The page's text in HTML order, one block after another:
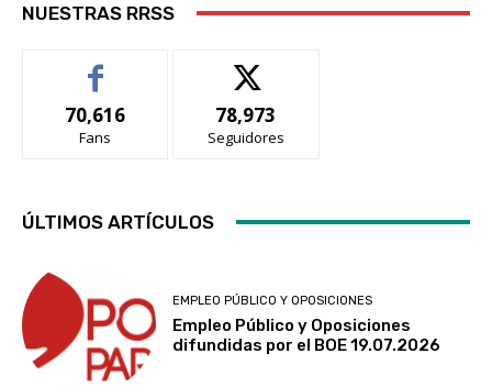
NUESTRAS RRSS
70,616
Fans
78,973
Seguidores
ÚLTIMOS ARTÍCULOS
EMPLEO PÚBLICO Y OPOSICIONES
Empleo Público y Oposiciones
difundidas por el BOE 19.07.2026